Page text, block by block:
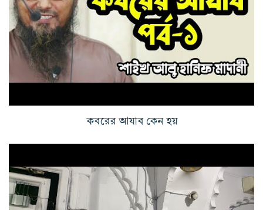
কবরের আযাব কেন হয়